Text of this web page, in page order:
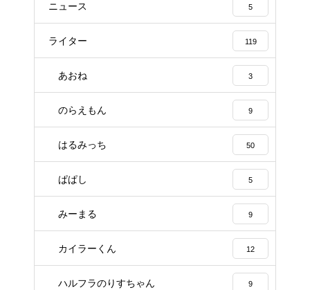
ニュース 5
ライター 119
あおね 3
のらえもん 9
はるみっち 50
ぱぱし 5
みーまる 9
カイラーくん 12
ハルフラのりすちゃん 9